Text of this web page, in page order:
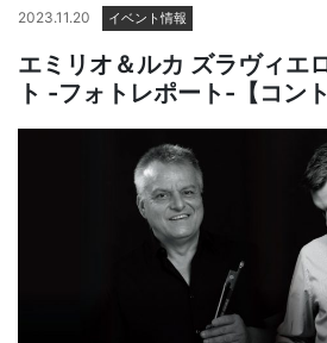
2023.11.20 イベント情報
エミリオ＆ルカ ズラヴィエ
ト -フォトレポート-【コン